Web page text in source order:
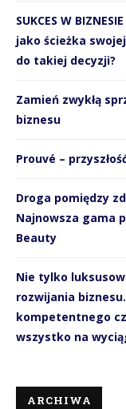
SUKCES W
jako ścieżka
do takiej decyzji?
Zamień zwykłą
biznesu
Prouvé –
Droga pomiędzy
Najnowsza gama
Beauty
Nie tylko
rozwijania
kompetentnego
wszystko na
ARCHIWA